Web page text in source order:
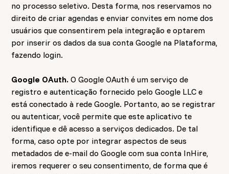
no processo seletivo. Desta forma, nos reservamos no
direito de criar agendas e enviar convites em nome dos
usuários que consentirem pela integração e optarem
por inserir os dados da sua conta Google na Plataforma,
fazendo login.
Google OAuth. O Google OAuth é um serviço de
registro e autenticação fornecido pelo Google LLC e
está conectado à rede Google. Portanto, ao se registrar
ou autenticar, você permite que este aplicativo te
identifique e dê acesso a serviços dedicados. De tal
forma, caso opte por integrar aspectos de seus
metadados de e-mail do Google com sua conta InHire,
iremos requerer o seu consentimento, de forma que é